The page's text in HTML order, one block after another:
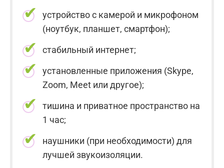
устройство с камерой и микрофоном
(ноутбук, планшет, смартфон);
стабильный интернет;
установленные приложения (Skype,
Zoom, Meet или другое);
тишина и приватное пространство на
1 час;
наушники (при необходимости) для
лучшей звукоизоляции.